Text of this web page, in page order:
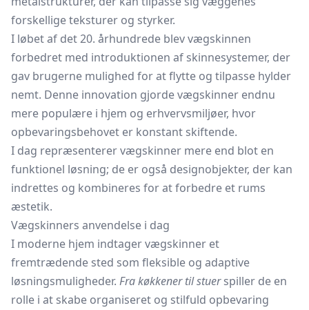
forskellige teksturer og styrker.
I løbet af det 20. århundrede blev vægskinnen
forbedret med introduktionen af skinnesystemer, der
gav brugerne mulighed for at flytte og tilpasse hylder
nemt. Denne innovation gjorde vægskinner endnu
mere populære i hjem og erhvervsmiljøer, hvor
opbevaringsbehovet er konstant skiftende.
I dag repræsenterer vægskinner mere end blot en
funktionel løsning; de er også designobjekter, der kan
indrettes og kombineres for at forbedre et rums
æstetik.
Vægskinners anvendelse i dag
I moderne hjem indtager vægskinner et
fremtrædende sted som fleksible og adaptive
løsningsmuligheder. Fra køkkener til stuerspiller de en
rolle i at skabe organiseret og stilfuld opbevaring